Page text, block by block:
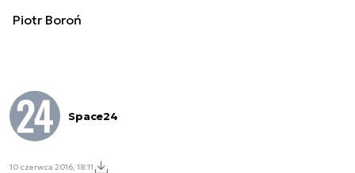
Piotr Boroń
Space24
10 czerwca 2016, 18:11